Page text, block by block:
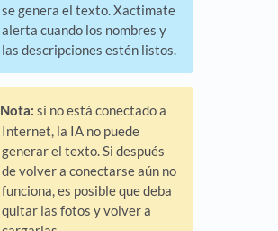
se genera el texto. Xactimate
alerta cuando los nombres y
las descripciones estén listos.
Nota: si no está conectado a
Internet, la IA no puede
generar el texto. Si después
de volver a conectarse aún no
funciona, es posible que deba
quitar las fotos y volver a